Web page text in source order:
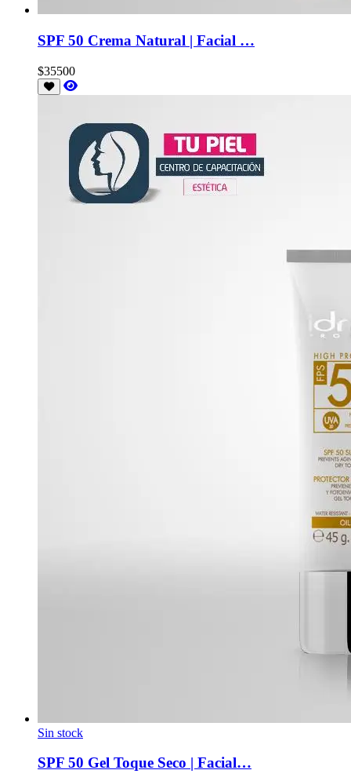
SPF 50 Crema Natural | Facial …
$35500
Sin stock
SPF 50 Gel Toque Seco | Facial…